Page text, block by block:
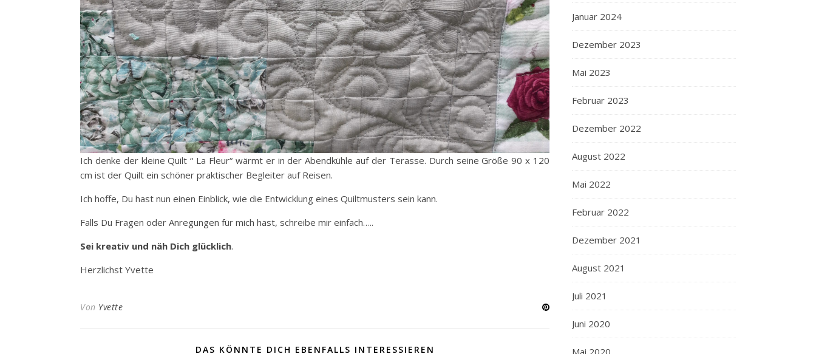
Ich denke der kleine Quilt “ La Fleur“ wärmt er in der Abendkühle auf der Terasse. Durch seine Größe 90 x 120
cm ist der Quilt ein schöner praktischer Begleiter auf Reisen.
Ich hoffe, Du hast nun einen Einblick, wie die Entwicklung eines Quiltmusters sein kann.
Falls Du Fragen oder Anregungen für mich hast, schreibe mir einfach…..
Sei kreativ und näh Dich glücklich.
Herzlichst Yvette
Von Yvette
DAS KÖNNTE DICH EBENFALLS INTERESSIEREN
Januar 2024
Dezember 2023
Mai 2023
Februar 2023
Dezember 2022
August 2022
Mai 2022
Februar 2022
Dezember 2021
August 2021
Juli 2021
Juni 2020
Mai 2020